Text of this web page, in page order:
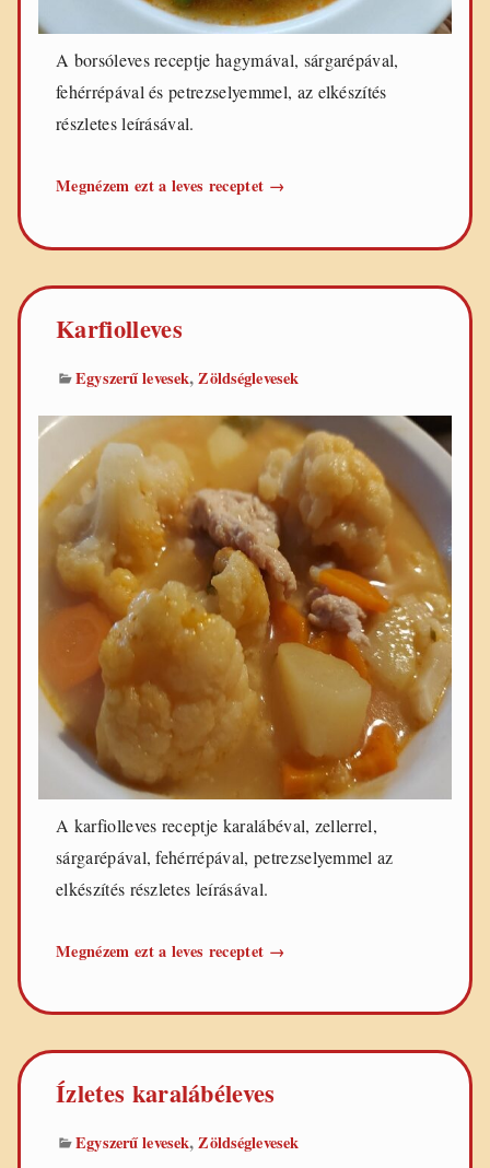
A borsóleves receptje hagymával, sárgarépával,
fehérrépával és petrezselyemmel, az elkészítés
részletes leírásával.
Megnézem ezt a leves receptet Borsóleves
→
Karfiolleves
Egyszerű levesek,Zöldséglevesek
A karfiolleves receptje karalábéval, zellerrel,
sárgarépával, fehérrépával, petrezselyemmel az
elkészítés részletes leírásával.
Megnézem ezt a leves receptet Karfiolleves
→
Ízletes karalábéleves
Egyszerű levesek,Zöldséglevesek